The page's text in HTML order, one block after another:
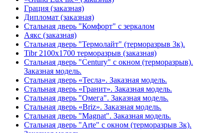
Гpация (заказная)
Дипломат (заказная)
Стальная дверь "Комфорт" с зеркалом
Аякс (заказная)
Стальная дверь "Термолайт" (терморазрыв 3к).
Tibr 2100х1700 терморазрыв (заказная)
Стальная дверь "Century" с окном (терморазрыв).
Заказная модель.
Стальная дверь «Тесла». Заказная модель.
Стальная дверь «Гранит». Заказная модель.
Стальная дверь "Омега". Заказная модель.
Стальная дверь «Briz». Заказная модель.
Стальная дверь "Magnat". Заказная модель.
Стальная дверь "Arte" с окном (терморазрыв 3к).